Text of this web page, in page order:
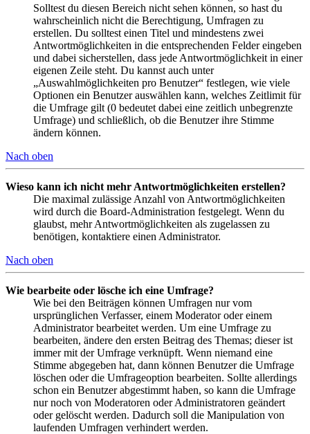
Solltest du diesen Bereich nicht sehen können, so hast du
wahrscheinlich nicht die Berechtigung, Umfragen zu
erstellen. Du solltest einen Titel und mindestens zwei
Antwortmöglichkeiten in die entsprechenden Felder eingeben
und dabei sicherstellen, dass jede Antwortmöglichkeit in einer
eigenen Zeile steht. Du kannst auch unter
„Auswahlmöglichkeiten pro Benutzer“ festlegen, wie viele
Optionen ein Benutzer auswählen kann, welches Zeitlimit für
die Umfrage gilt (0 bedeutet dabei eine zeitlich unbegrenzte
Umfrage) und schließlich, ob die Benutzer ihre Stimme
ändern können.
Nach oben
Wieso kann ich nicht mehr Antwortmöglichkeiten erstellen?
Die maximal zulässige Anzahl von Antwortmöglichkeiten
wird durch die Board-Administration festgelegt. Wenn du
glaubst, mehr Antwortmöglichkeiten als zugelassen zu
benötigen, kontaktiere einen Administrator.
Nach oben
Wie bearbeite oder lösche ich eine Umfrage?
Wie bei den Beiträgen können Umfragen nur vom
ursprünglichen Verfasser, einem Moderator oder einem
Administrator bearbeitet werden. Um eine Umfrage zu
bearbeiten, ändere den ersten Beitrag des Themas; dieser ist
immer mit der Umfrage verknüpft. Wenn niemand eine
Stimme abgegeben hat, dann können Benutzer die Umfrage
löschen oder die Umfrageoption bearbeiten. Sollte allerdings
schon ein Benutzer abgestimmt haben, so kann die Umfrage
nur noch von Moderatoren oder Administratoren geändert
oder gelöscht werden. Dadurch soll die Manipulation von
laufenden Umfragen verhindert werden.